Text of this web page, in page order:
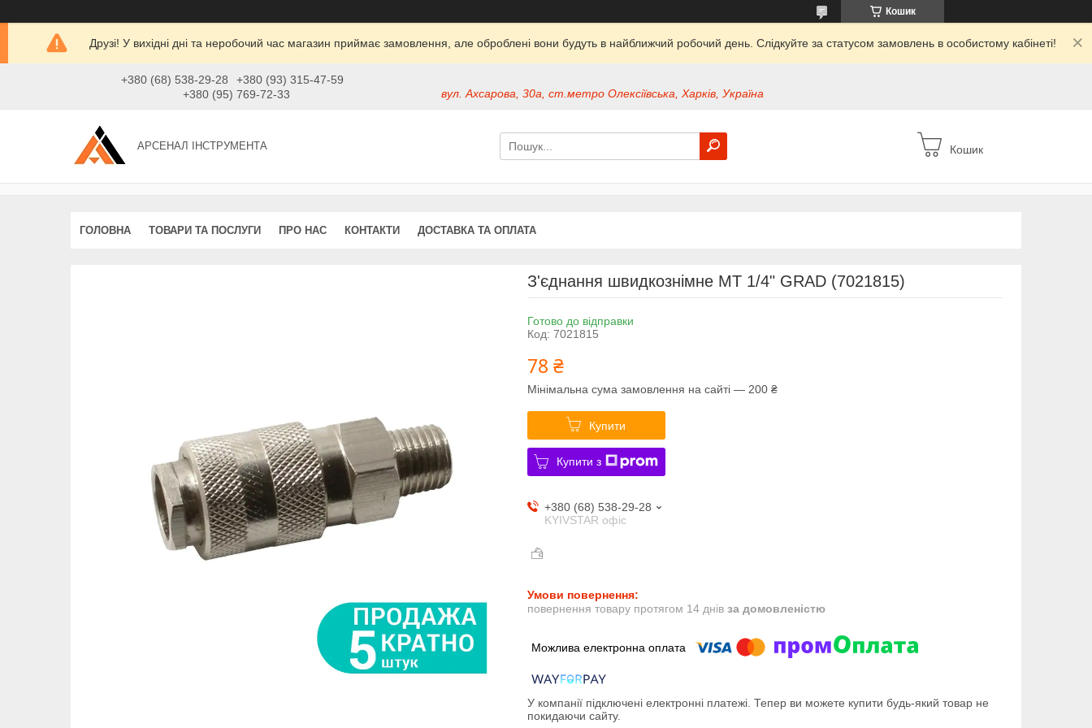
Кошик
Друзі! У вихідні дні та неробочий час магазин приймає замовлення, але оброблені вони будуть в найближчий робочий день. Слідкуйте за статусом замовлень в особистому кабінеті!
+380 (68) 538-29-28
+380 (93) 315-47-59
+380 (95) 769-72-33
вул. Ахсарова, 30а, ст.метро Олексіївська, Харків, Україна
АРСЕНАЛ ІНСТРУМЕНТА Кошик
ГОЛОВНА ТОВАРИ ТА ПОСЛУГИ ПРО НАС КОНТАКТИ ДОСТАВКА ТА ОПЛАТА
З'єднання швидкознімне MT 1/4" GRAD (7021815)
Готово до відправки
Код: 7021815
78 ₴
Мінімальна сума замовлення на сайті — 200 ₴
Купити
Купити з
+380 (68) 538-29-28
KYIVSTAR офіс
повернення товару протягом 14 днів за домовленістю
У компанії підключені електронні платежі. Тепер ви можете купити будь-який товар не
покидаючи сайту.